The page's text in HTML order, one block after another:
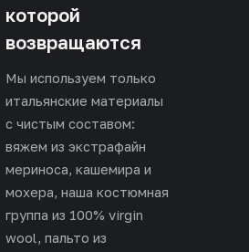
которой
возвращаются
Мы используем только
итальянские материалы
с чистым составом:
вяжем из экстрафайн
мериноса, кашемира и
мохера, наша костюмная
группа из 100% virgin
wool, пальто из